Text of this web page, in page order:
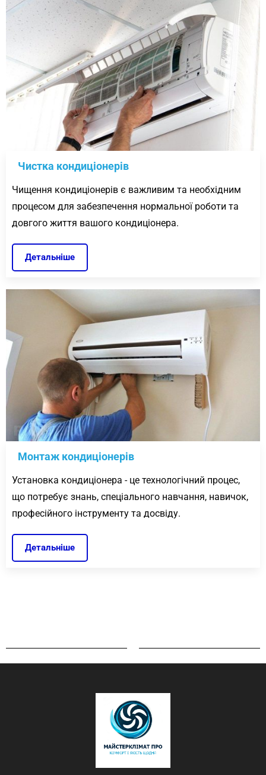
Чистка кондиціонерів
Чищення кондиціонерів є важливим та необхідним
процесом для забезпечення нормальної роботи та
довгого життя вашого кондиціонера.
Детальніше
Монтаж кондиціонерів
Установка кондиціонера - це технологічний процес,
що потребує знань, спеціального навчання, навичок,
професійного інструменту та досвіду.
Детальніше